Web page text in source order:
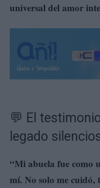
universal del amor
💬 El
legado
“Mi abuela fue como
mí. No solo me cuidó,